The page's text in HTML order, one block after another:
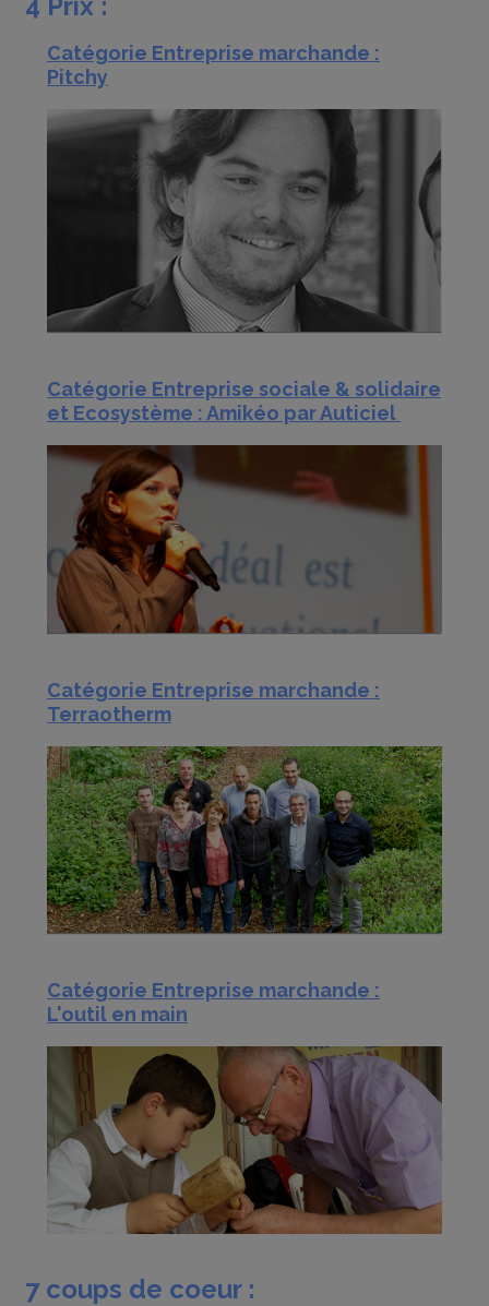
4 Prix :
Catégorie Entreprise marchande :
Pitchy
Catégorie Entreprise sociale & solidaire
et Ecosystème : Amikéo par Auticiel
Catégorie Entreprise marchande :
Terraotherm
Catégorie Entreprise marchande :
L'outil en main
7 coups de coeur :